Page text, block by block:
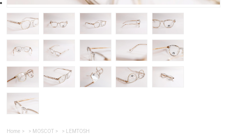
Home > MOSCOT >
LEMTOSH